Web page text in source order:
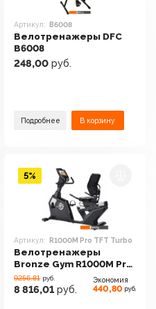
Артикул: B6008
Велотренажеры DFC
B6008
248,00 руб.
Подробнее В корзину
Артикул: R1000M Pro TFT Turbo
Велотренажеры
Bronze Gym R1000M Pro
TFT Turbo
9256.81 руб.
8 816,01 руб.
Экономия
440,80 руб.
5%